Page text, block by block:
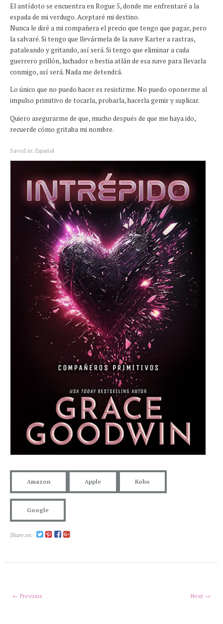
El antídoto se encuentra en Rogue 5, donde me enfrentaré a la
espada de mi verdugo. Aceptaré mi destino.
Nunca le diré a mi compañera el precio que tengo que pagar, pero
la salvaré. Si tengo que llevármela de la nave Karter a rastras,
pataleando y gritando, así será. Si tengo que eliminar a cada
guerrero prillón, luchador o bestia atlán de esa nave para llevarla
conmigo, así será. Nada me detendrá.
Lo único que no puedo hacer es resistirme. No puedo oponerme al
impulso primitivo de tocarla, probarla, hacerla gemir y suplicar.
Quiero asegurarme de que, mucho después de que me haya ido,
recuerde cómo gritaba mi nombre.
Saved in: Español
Amazon Apple Kobo
Google
Share on:
Next →
← Previous